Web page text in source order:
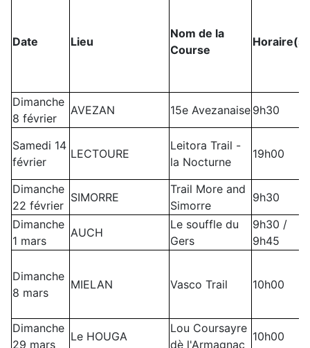
Date Lieu
Nom de la
Course
Horaire(s)
Dimanche
8 février
AVEZAN 15e Avezanaise 9h30
Samedi 14
février
LECTOURE
Leitora Trail -
la Nocturne
19h00
Dimanche
22 février
SIMORRE
Trail More and
Simorre
9h30
Dimanche
1 mars
AUCH
Le souffle du
Gers
9h30 /
9h45
Dimanche
8 mars
MIELAN Vasco Trail 10h00
Dimanche
29 mars
Le HOUGA
Lou Coursayre
dè l'Armagnac
10h00